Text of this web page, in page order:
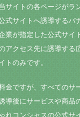
サイトの各ページがラ
式サイトへ誘導するバ
業が指定した公式サイ
アクセス先に誘導する
トのみです。
金ですが、すべてのサ
導後にサービスや商品
れコンシャスの公式サ